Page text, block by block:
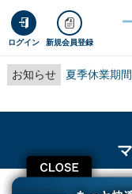
ログイン 新規会員登録
お知らせ 夏季休業期